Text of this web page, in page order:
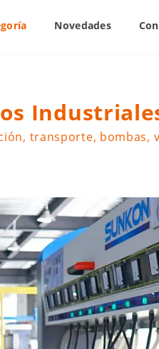
Novedades
transporte, bombas,